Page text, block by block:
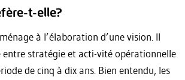
t-elle?
à l’élaboration d’une vision. Il
entre stratégie et acti-vité opérationnelle
de cinq à dix ans. Bien entendu, les